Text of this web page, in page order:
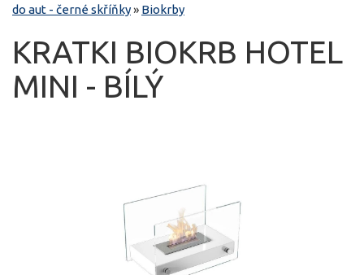
do aut - černé skříňky» Biokrby
KRATKI BIOKRB HOTEL
MINI - BÍLÝ